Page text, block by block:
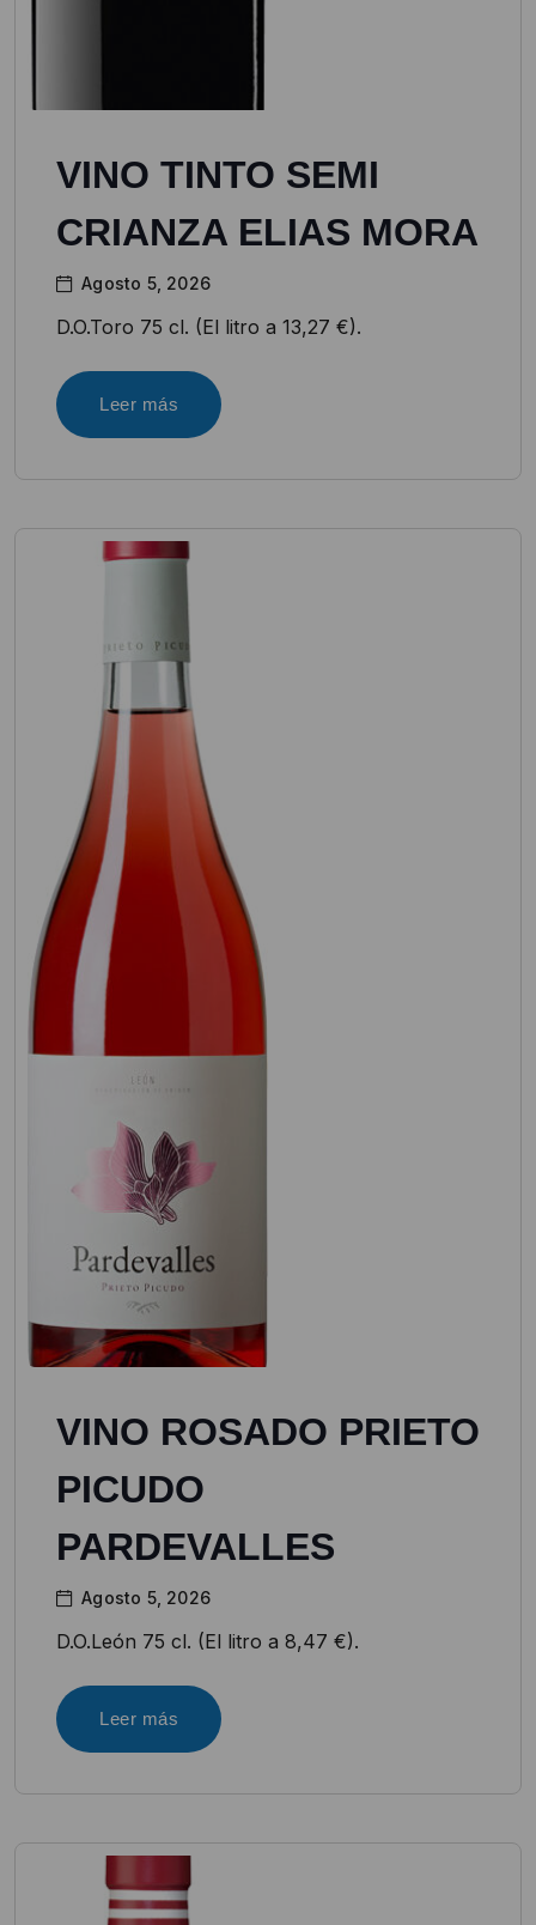
VINO TINTO SEMI
CRIANZA ELIAS MORA
Agosto 5, 2026
D.O.Toro 75 cl. (El litro a 13,27 €).
Leer más
VINO ROSADO PRIETO
PICUDO
PARDEVALLES
Agosto 5, 2026
D.O.León 75 cl. (El litro a 8,47 €).
Leer más